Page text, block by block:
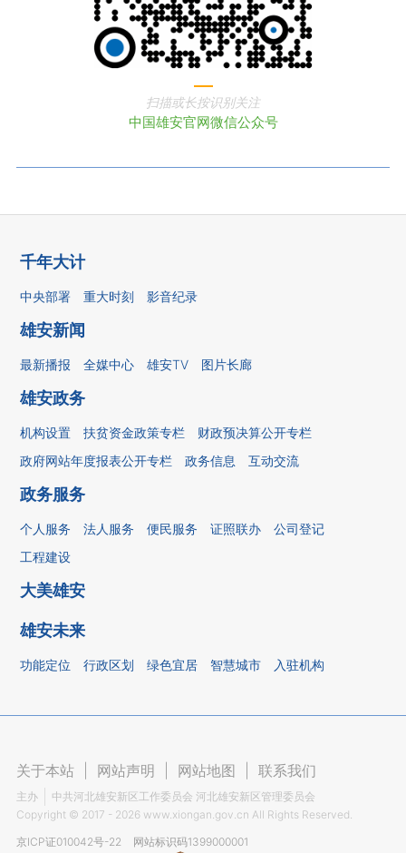
扫描或长按识别关注
中国雄安官网微信公众号
千年大计
中央部署 重大时刻 影音纪录
雄安新闻
最新播报 全媒中心 雄安TV 图片长廊
雄安政务
机构设置 扶贫资金政策专栏
财政预决算公开专栏
政府网站年度报表公开专栏
政务信息 互动交流
政务服务
个人服务 法人服务 便民服务 证照联办
公司登记
工程建设
大美雄安
雄安未来
功能定位 行政区划 绿色宜居 智慧城市 入驻机构
关于本站 网站声明 网站地图 联系我们
主办
中共河北雄安新区工作委员会 河北雄安新区管理委员会
Copyright © 2017 - 2026 www.xiongan.gov.cn All Rights Reserved.
京ICP证010042号-22
网站标识码1399000001